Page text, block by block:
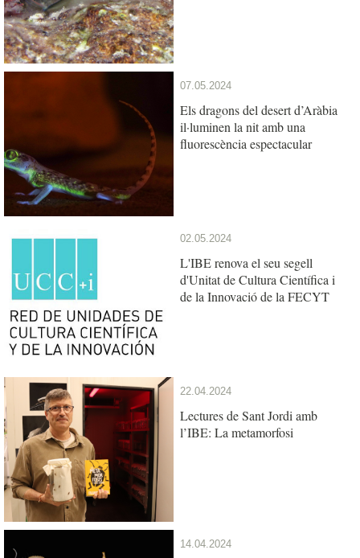
07.05.2024
Els dragons del desert d’Aràbia
il·luminen la nit amb una
fluorescència espectacular
02.05.2024
L'IBE renova el seu segell
d'Unitat de Cultura Científica i
de la Innovació de la FECYT
22.04.2024
Lectures de Sant Jordi amb
l’IBE: La metamorfosi
14.04.2024